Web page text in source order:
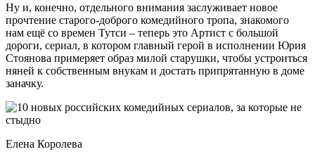
Ну и, конечно, отдельного внимания заслуживает новое
прочтение старого-доброго комедийного тропа, знакомого
нам ещё со времен Тутси – теперь это Артист с большой
дороги, сериал, в котором главный герой в исполнении Юрия
Стоянова примеряет образ милой старушки, чтобы устроиться
няней к собственным внукам и достать припрятанную в доме
заначку.
Елена Королева